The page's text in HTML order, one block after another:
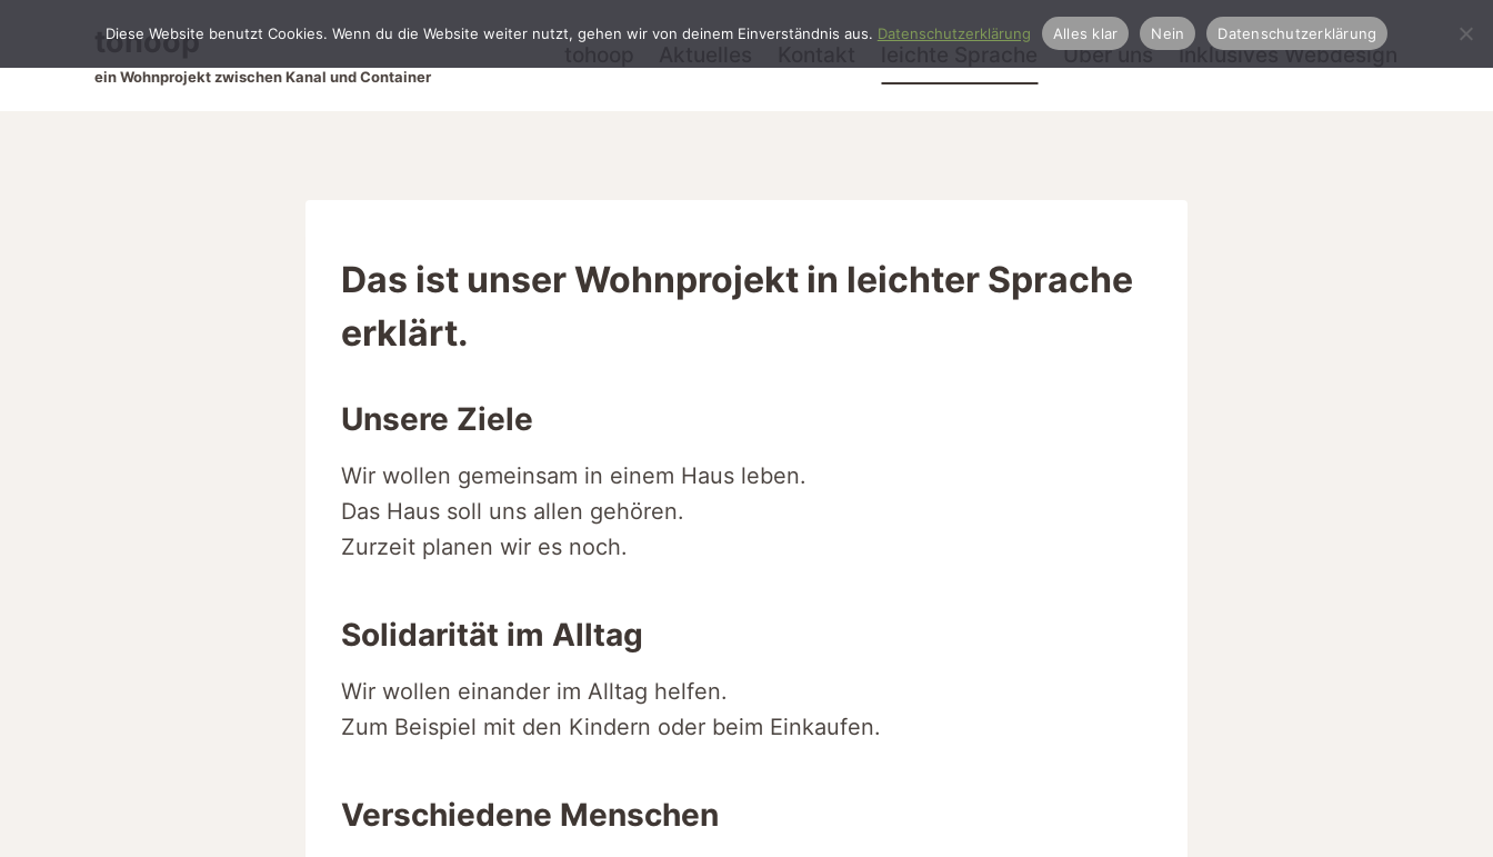
springen
tohoop
ein Wohnprojekt zwischen Kanal und Container
Über uns Inklusives Webdesign
Das ist unser Wohnprojekt in leichter Sprache
erklärt.
Unsere Ziele
Wir wollen gemeinsam in einem Haus leben.
Das Haus soll uns allen gehören.
Zurzeit planen wir es noch.
Solidarität im Alltag
Wir wollen einander im Alltag helfen.
Zum Beispiel mit den Kindern oder beim Einkaufen.
Verschiedene Menschen
Diese Website benutzt Cookies. Wenn du die Website weiter nutzt, gehen wir von deinem Einverständnis aus. Datenschutzerklärung Alles klar Nein Datenschutzerklärung